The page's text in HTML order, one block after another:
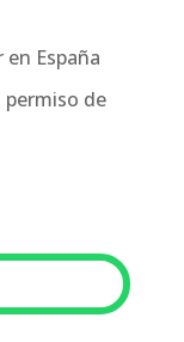
España
de